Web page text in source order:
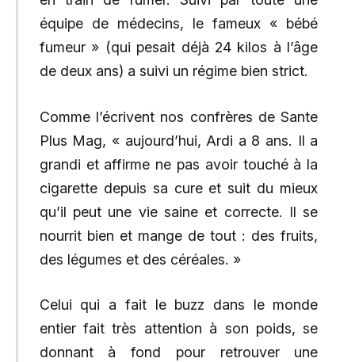
équipe de médecins, le fameux « bébé
fumeur » (qui pesait déjà 24 kilos à l’âge
de deux ans) a suivi un régime bien strict.
Comme l’écrivent nos confrères de Sante
Plus Mag, « aujourd’hui, Ardi a 8 ans. Il a
grandi et affirme ne pas avoir touché à la
cigarette depuis sa cure et suit du mieux
qu’il peut une vie saine et correcte. Il se
nourrit bien et mange de tout : des fruits,
des légumes et des céréales. »
Celui qui a fait le buzz dans le monde
entier fait très attention à son poids, se
donnant à fond pour retrouver une